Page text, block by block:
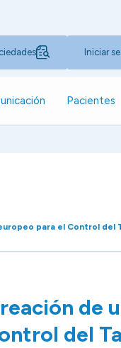
Iniciar
Pacientes
para el Control del
de
del